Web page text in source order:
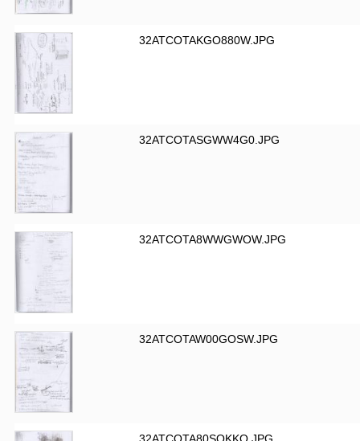
32ATCOTAKGO880W.JPG
32ATCOTASGWW4G0.JPG
32ATCOTA8WWGWOW.JPG
32ATCOTAW00GOSW.JPG